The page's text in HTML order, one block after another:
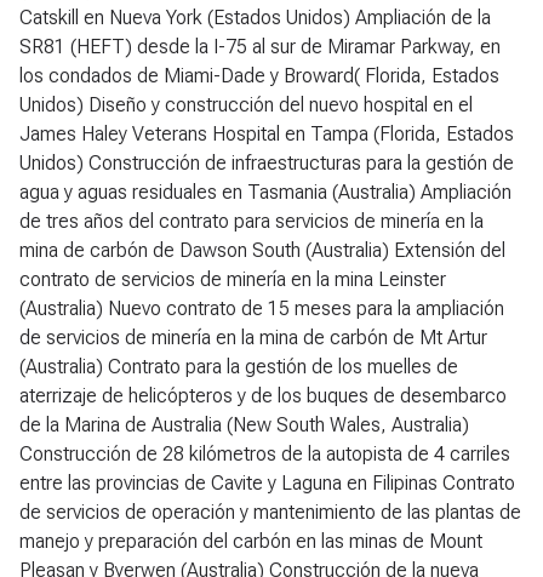
Catskill en Nueva York (Estados Unidos) Ampliación de la
SR81 (HEFT) desde la I-75 al sur de Miramar Parkway, en
los condados de Miami-Dade y Broward( Florida, Estados
Unidos) Diseño y construcción del nuevo hospital en el
James Haley Veterans Hospital en Tampa (Florida, Estados
Unidos) Construcción de infraestructuras para la gestión de
agua y aguas residuales en Tasmania (Australia) Ampliación
de tres años del contrato para servicios de minería en la
mina de carbón de Dawson South (Australia) Extensión del
contrato de servicios de minería en la mina Leinster
(Australia) Nuevo contrato de 15 meses para la ampliación
de servicios de minería en la mina de carbón de Mt Artur
(Australia) Contrato para la gestión de los muelles de
aterrizaje de helicópteros y de los buques de desembarco
de la Marina de Australia (New South Wales, Australia)
Construcción de 28 kilómetros de la autopista de 4 carriles
entre las provincias de Cavite y Laguna en Filipinas Contrato
de servicios de operación y mantenimiento de las plantas de
manejo y preparación del carbón en las minas de Mount
Pleasan y Byerwen (Australia) Construcción de la nueva